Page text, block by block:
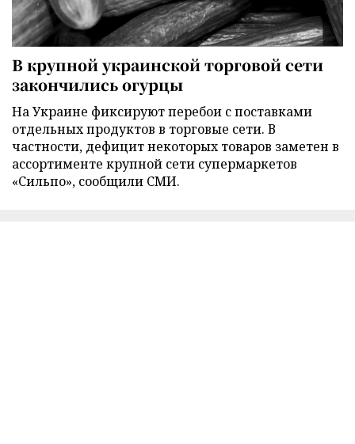
В крупной украинской торговой сети
закончились огурцы
На Украине фиксируют перебои с поставками
отдельных продуктов в торговые сети. В
частности, дефицит некоторых товаров заметен в
ассортименте крупной сети супермаркетов
«Сильпо», сообщили СМИ.